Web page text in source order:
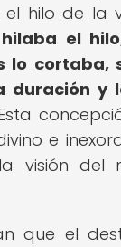
hilo de la
el
lo cortaba,
duración y
e
visión del
que el